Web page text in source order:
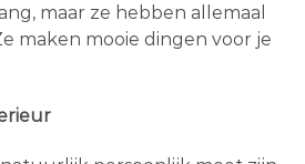
maar ze hebben allemaal
maken mooie dingen voor je